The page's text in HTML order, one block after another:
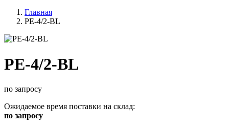
Главная
PE-4/2-BL
PE-4/2-BL
по запросу
Ожидаемое время поставки на склад:
по запросу